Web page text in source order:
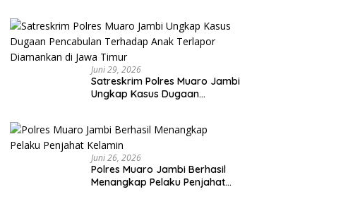
Juni 29, 2026
Satreskrim Polres Muaro Jambi
Ungkap Kasus Dugaan
Timur
Juni 26, 2026
Polres Muaro Jambi Berhasil
Menangkap Pelaku Penjahat